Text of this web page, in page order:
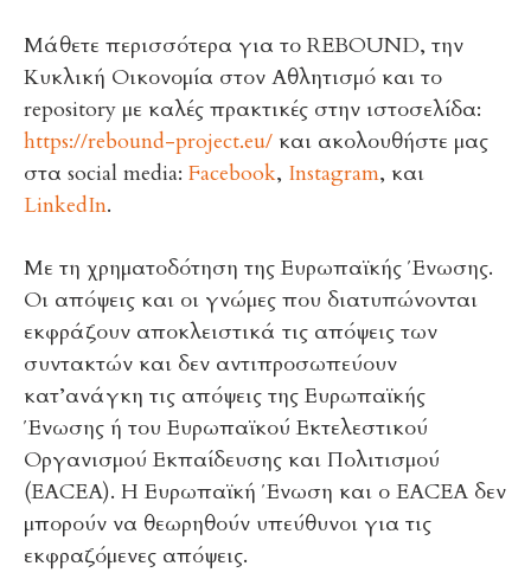
Μάθετε περισσότερα για το REBOUND, την
Κυκλική Οικονομία στον Αθλητισμό και το
repository με καλές πρακτικές στην ιστοσελίδα:
https://rebound-project.eu/ και ακολουθήστε μας
στα social media: Facebook, Instagram, και
LinkedIn.
Με τη χρηματοδότηση της Ευρωπαϊκής Ένωσης.
Οι απόψεις και οι γνώμες που διατυπώνονται
εκφράζουν αποκλειστικά τις απόψεις των
συντακτών και δεν αντιπροσωπεύουν
κατ’ανάγκη τις απόψεις της Ευρωπαϊκής
Ένωσης ή του Ευρωπαϊκού Εκτελεστικού
Οργανισμού Εκπαίδευσης και Πολιτισμού
(EACEA). Η Ευρωπαϊκή Ένωση και ο EACEA δεν
μπορούν να θεωρηθούν υπεύθυνοι για τις
εκφραζόμενες απόψεις.